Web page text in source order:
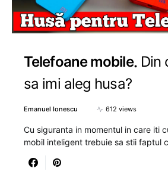
Telefoane mobile Din
sa imi aleg husa?
Emanuel Ionescu 612 views
Cu siguranta in momentul in care iti
mobil inteligent trebuie sa stii faptul